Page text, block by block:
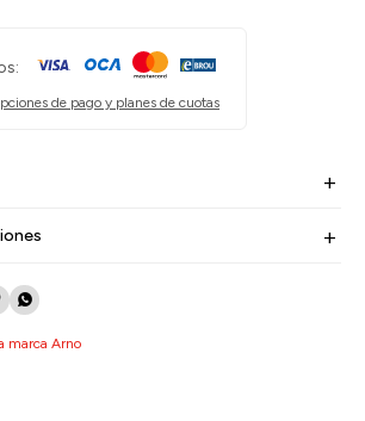
de pago y planes de cuotas

marca Arno